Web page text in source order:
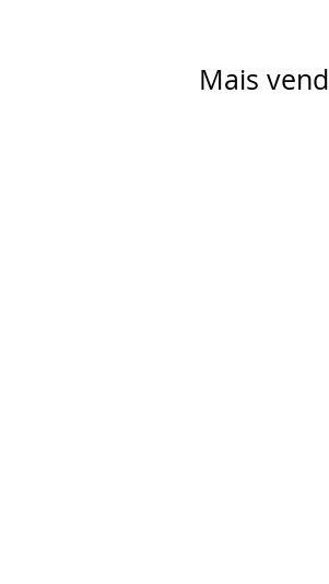
Mais